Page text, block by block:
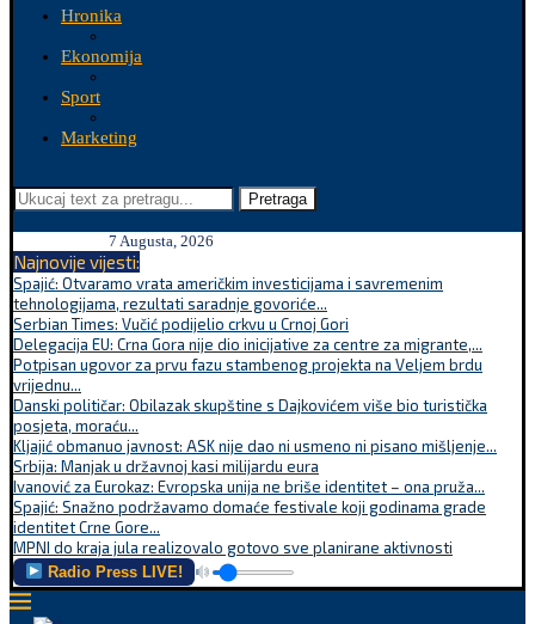
Hronika
Ekonomija
Sport
Marketing
Pretraga
7 Augusta, 2026
Najnovije vijesti:
Spajić: Otvaramo vrata američkim investicijama i savremenim
tehnologijama, rezultati saradnje govoriće...
Serbian Times: Vučić podijelio crkvu u Crnoj Gori
Delegacija EU: Crna Gora nije dio inicijative za centre za migrante,...
Potpisan ugovor za prvu fazu stambenog projekta na Veljem brdu
vrijednu...
Danski političar: Obilazak skupštine s Dajkovićem više bio turistička
posjeta, moraću...
Kljajić obmanuo javnost: ASK nije dao ni usmeno ni pisano mišljenje...
Srbija: Manjak u državnoj kasi milijardu eura
Ivanović za Eurokaz: Evropska unija ne briše identitet – ona pruža...
Spajić: Snažno podržavamo domaće festivale koji godinama grade
identitet Crne Gore...
MPNI do kraja jula realizovalo gotovo sve planirane aktivnosti
Radio Press LIVE!